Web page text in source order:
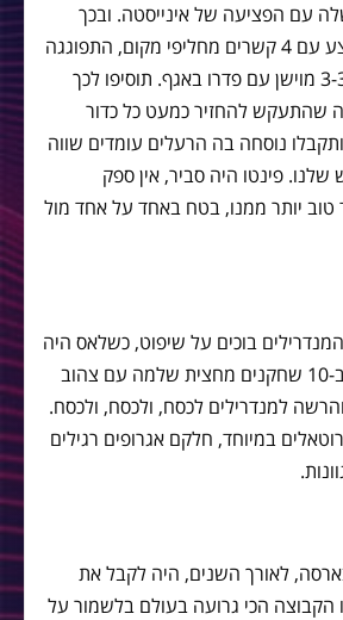
עם הפציעה של אינייסטה. ובכך
היכולת לשלוט באמצע עם 4 קשרים מחליפי מקום, התפוגגה
לה, וחזרנו לאותו 3-3-4 מוישן עם פדרו באגף. תוסיפו לכך
שהתעקש להחזיר כמעט כל כדור
ותקבלו נוסחה בה הרעלים עומדים שווה
פינטו היה סביר, אין ספק
יותר ממנו, בטח באחד על אחד מול
בוכים על שיפוט, כשלאס היה
חייב להשאיר אותם ב-10 שחקנים מחצית שלמה עם צהוב
למנדרילים לכסח, ולכסח, ולכסח.
במיוחד, חלקם אגרופים רגילים
לאורך השנים, היה לקבל את
הקבוצה הכי גרועה בעולם בלשמור על